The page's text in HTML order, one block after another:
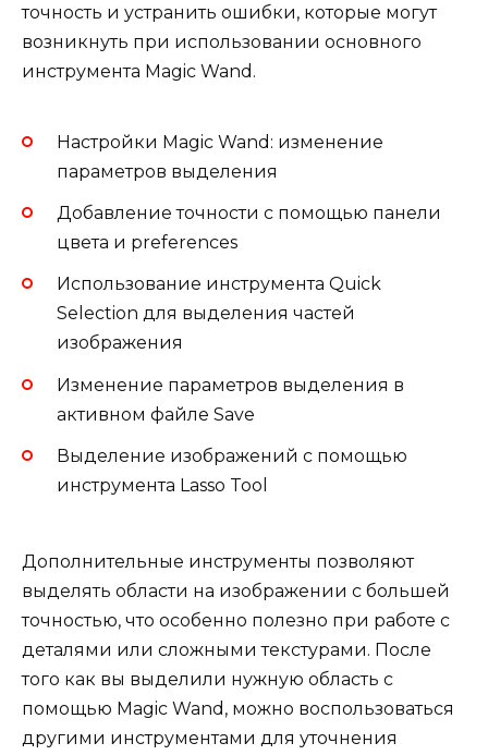
точность и устранить ошибки, которые могут
возникнуть при использовании основного
инструмента Magic Wand.
Настройки Magic Wand: изменение
параметров выделения
Добавление точности с помощью панели
цвета и preferences
Использование инструмента Quick
Selection для выделения частей
изображения
Изменение параметров выделения в
активном файле Save
Выделение изображений с помощью
инструмента Lasso Tool
Дополнительные инструменты позволяют
выделять области на изображении с большей
точностью, что особенно полезно при работе с
деталями или сложными текстурами. После
того как вы выделили нужную область с
помощью Magic Wand, можно воспользоваться
другими инструментами для уточнения